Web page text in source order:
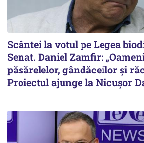
Scântei la votul pe Legea
Senat. Daniel Zamfir:
păsărelelor, gândăceilor și
Proiectul ajunge la Nicușor